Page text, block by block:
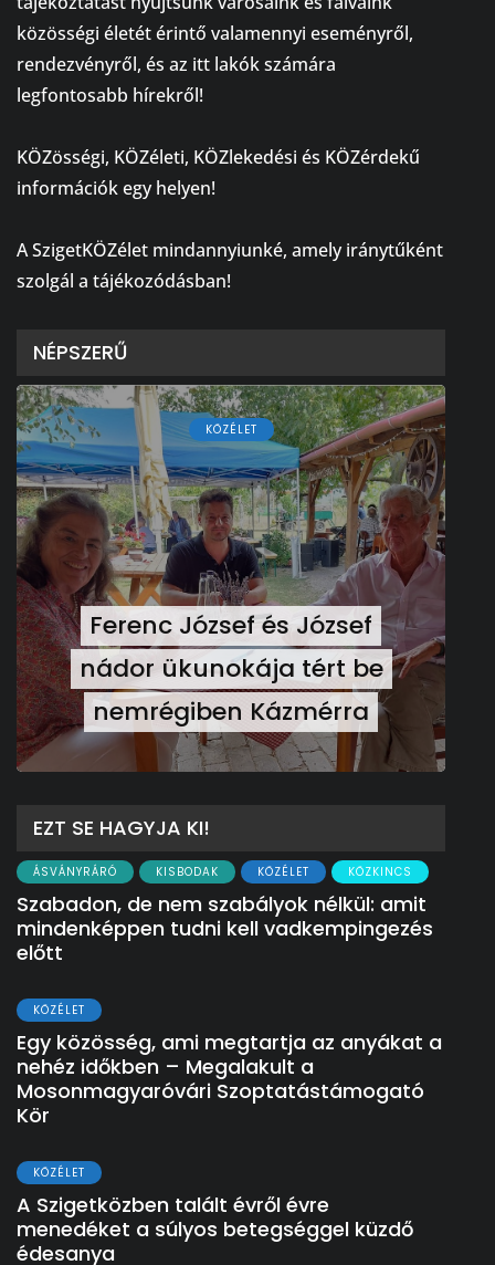
közösségi életét érintő valamennyi eseményről,
rendezvényről, és az itt lakók számára
legfontosabb hírekről!
KÖZösségi, KÖZéleti, KÖZlekedési és KÖZérdekű
információk egy helyen!
A SzigetKÖZélet mindannyiunké, amely iránytűként
szolgál a tájékozódásban!
NÉPSZERŰ
KÖZÉLET
Ferenc József és József
nádor ükunokája tért be
nemrégiben Kázmérra
EZT SE HAGYJA KI!
ÁSVÁNYRÁRÓ KISBODAK KÖZÉLET KÖZKINCS
Szabadon, de nem szabályok nélkül: amit
mindenképpen tudni kell vadkempingezés
előtt
KÖZÉLET
Egy közösség, ami megtartja az anyákat a
nehéz időkben – Megalakult a
Mosonmagyaróvári Szoptatástámogató
Kör
KÖZÉLET
A Szigetközben talált évről évre
menedéket a súlyos betegséggel küzdő
édesanya